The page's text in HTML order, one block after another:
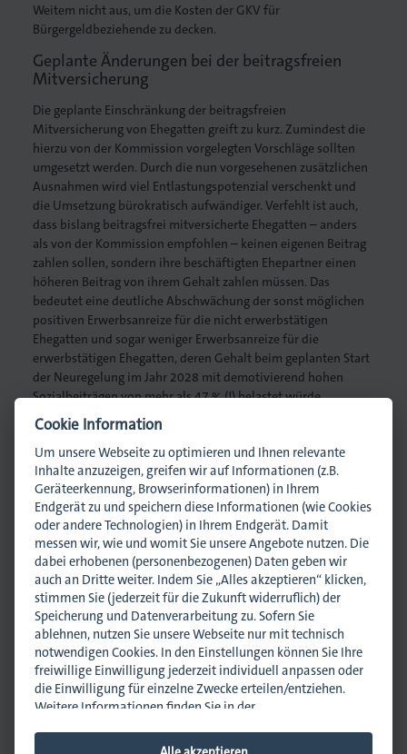
Weitem nicht aus, um die Kosten der GKV für
Bürgergeldbeziehende zu decken.
Geplante Änderungen bei der beitragsfreien
Mitversicherung
Die geplante Einschränkung der beitragsfreien
Mitversicherung von Ehegatten greift zu kurz. Zumindest die
hierzu von der Kommission vorgelegten Vorschläge sollten
umgesetzt werden. Durch die nun vorgesehenen zusätzlichen
Ausnahmen wird viel Entlastungspotenzial verschenkt und
die Umsetzung bürokratisch aufwändiger. Verfehlt ist auch,
dass bislang beitragsfrei mitversicherte Ehegatten – anders
als von der Kommission empfohlen – keinen eigenen Beitrag
zahlen sollen, sondern ihre beschäftigten Ehepartner einen
höheren Beitrag von ihrem Gehalt zahlen müssen. Das
bedeutet eine deutliche Abschwächung der sonst möglichen
positiven Erwerbsanreize für die nicht erwerbstätigen
Ehegatten und sogar weniger Erwerbsanreize für die
erwerbstätigen Ehegatten, deren Gehalt beim geplanten Start
der Neuregelung im Jahr 2028 mit demotivierend hohen
Sozialbeiträgen von mehr als 47 % (!) belastet würde.
Ansprechpartner
Dr. Alexander Lägeler
Geschäftsführer
a.laegeler@dmpi-bw.de
0711 45044-11
0170 2212122
Cookie Information
Um unsere Webseite zu optimieren und Ihnen relevante
Inhalte anzuzeigen, greifen wir auf Informationen (z.B.
Geräteerkennung, Browserinformationen) in Ihrem
Endgerät zu und speichern diese Informationen (wie Cookies
oder andere Technologien) in Ihrem Endgerät. Damit
messen wir, wie und womit Sie unsere Angebote nutzen. Die
dabei erhobenen (personenbezogenen) Daten geben wir
auch an Dritte weiter. Indem Sie „Alles akzeptieren“ klicken,
stimmen Sie (jederzeit für die Zukunft widerruflich) der
Speicherung und Datenverarbeitung zu. Sofern Sie
ablehnen, nutzen Sie unsere Webseite nur mit technisch
notwendigen Cookies. In den Einstellungen können Sie Ihre
freiwillige Einwilligung jederzeit individuell anpassen oder
die Einwilligung für einzelne Zwecke erteilen/entziehen.
Weitere Informationen finden Sie in der